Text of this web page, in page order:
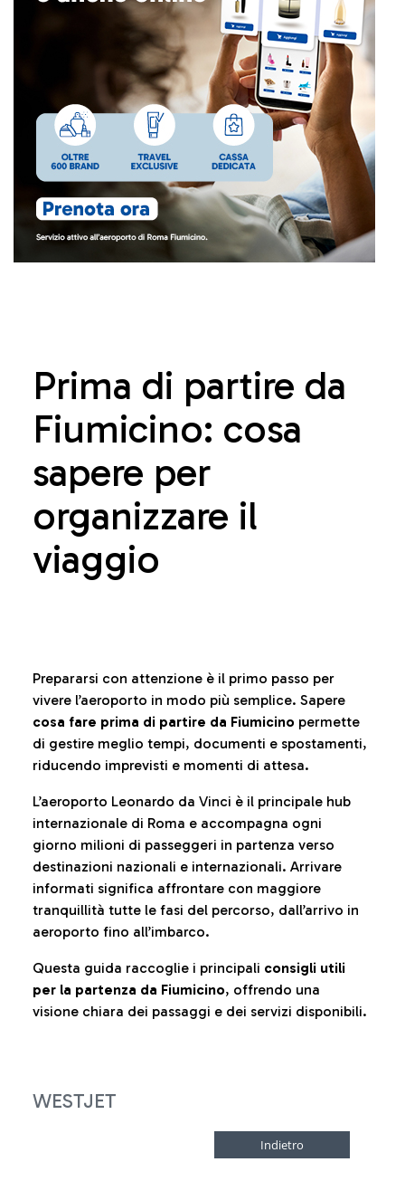
Prima di partire da
Fiumicino: cosa
sapere per
organizzare il
viaggio
Prepararsi con attenzione è il primo passo per
vivere l’aeroporto in modo più semplice. Sapere
cosa fare prima di partire da Fiumicino permette
di gestire meglio tempi, documenti e spostamenti,
riducendo imprevisti e momenti di attesa.
L’aeroporto Leonardo da Vinci è il principale hub
internazionale di Roma e accompagna ogni
giorno milioni di passeggeri in partenza verso
destinazioni nazionali e internazionali. Arrivare
informati significa affrontare con maggiore
tranquillità tutte le fasi del percorso, dall’arrivo in
aeroporto fino all’imbarco.
Questa guida raccoglie i principali consigli utili
per la partenza da Fiumicino, offrendo una
visione chiara dei passaggi e dei servizi disponibili.
WESTJET